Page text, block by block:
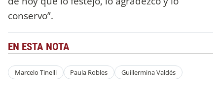
conservo”.
EN ESTA NOTA
Marcelo Tinelli Paula Robles Guillermina Valdés